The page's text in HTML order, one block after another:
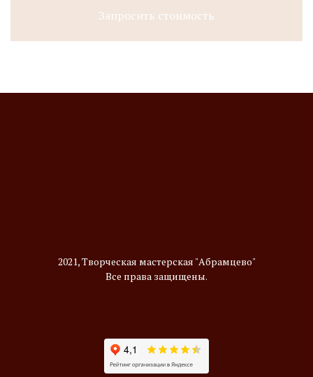
Запросить стоимость
2021, Творческая мастерская "Абрамцево"
Все права защищены.